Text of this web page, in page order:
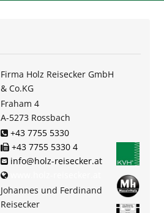
Firma Holz Reisecker GmbH
& Co.KG
Fraham 4
A-5273 Rossbach
+43 7755 5330
+43 7755 5330 4
info@holz-reisecker.at
Johannes und Ferdinand
Reisecker